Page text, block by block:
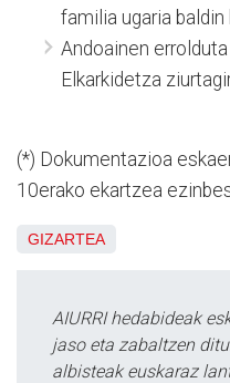
familia ugaria baldin
Andoainen
Elkarkidetza
(*) Dokumentazioa
10erako ekartzea
GIZARTEA
AIURRI hedabideak
jaso eta zabaltzen
albisteak euskaraz